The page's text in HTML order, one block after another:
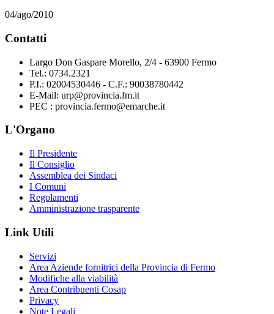
04/ago/2010
Contatti
Largo Don Gaspare Morello, 2/4 - 63900 Fermo
Tel.: 0734.2321
P.I.: 02004530446 - C.F.: 90038780442
E-Mail: urp@provincia.fm.it
PEC : provincia.fermo@emarche.it
L'Organo
Il Presidente
Il Consiglio
Assemblea dei Sindaci
I Comuni
Regolamenti
Amministrazione trasparente
Link Utili
Servizi
Area Aziende fornitrici della Provincia di Fermo
Modifiche alla viabilità
Area Contribuenti Cosap
Privacy
Note Legali